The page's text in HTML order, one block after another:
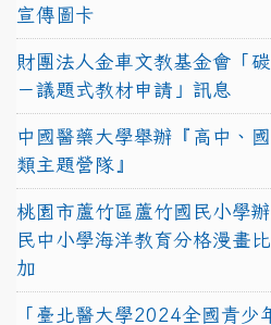
宣傳圖卡
財團法人金車文教基金會「
－議題式教材申請」訊息
中國醫藥大學舉辦『高中、
類主題營隊』
桃園市蘆竹區蘆竹國民小學
民中小學海洋教育分格漫畫
加
「臺北醫大學2024全國青少